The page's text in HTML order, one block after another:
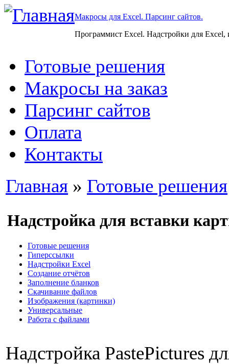
Макросы для Excel. Парсинг сайтов.
Программист Excel. Надстройки для Excel,
Готовые решения
Макросы на заказ
Парсинг сайтов
Оплата
Контакты
Главная » Готовые решения
Надстройка для вставки
Готовые решения
Гиперссылки
Надстройки Excel
Создание отчётов
Заполнение бланков
Скачивание файлов
Изображения (картинки)
Универсальные
Работа с файлами
Надстройка PastePictures